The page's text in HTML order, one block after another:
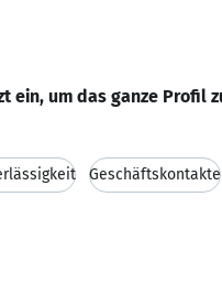
ein, um das ganze Profil
Geschäftskontakte